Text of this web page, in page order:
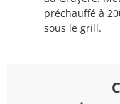
préchauffé à
sous le grill.